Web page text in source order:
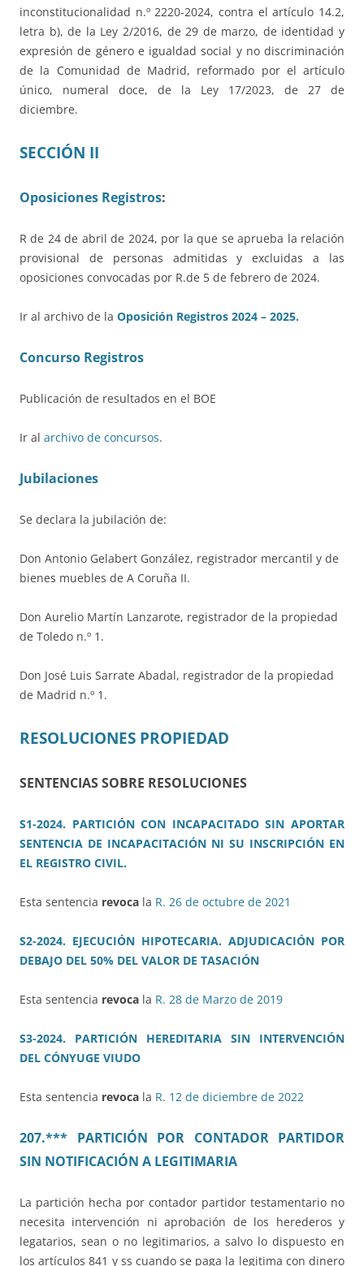
inconstitucionalidad n.º 2220-2024, contra el artículo 14.2,
letra b), de la Ley 2/2016, de 29 de marzo, de identidad y
expresión de género e igualdad social y no discriminación
de la Comunidad de Madrid, reformado por el artículo
único, numeral doce, de la Ley 17/2023, de 27 de
diciembre.
SECCIÓN II
Oposiciones Registros:
R de 24 de abril de 2024, por la que se aprueba la relación
provisional de personas admitidas y excluidas a las
oposiciones convocadas por R.de 5 de febrero de 2024.
Ir al archivo de la Oposición Registros 2024 – 2025.
Concurso Registros
Publicación de resultados en el BOE
Ir al archivo de concursos.
Jubilaciones
Se declara la jubilación de:
Don Antonio Gelabert González, registrador mercantil y de
bienes muebles de A Coruña II.
Don Aurelio Martín Lanzarote, registrador de la propiedad
de Toledo n.º 1.
Don José Luis Sarrate Abadal, registrador de la propiedad
de Madrid n.º 1.
RESOLUCIONES PROPIEDAD
SENTENCIAS SOBRE RESOLUCIONES
S1-2024. PARTICIÓN CON INCAPACITADO SIN APORTAR
SENTENCIA DE INCAPACITACIÓN NI SU INSCRIPCIÓN EN
EL REGISTRO CIVIL.
Esta sentencia revoca la R. 26 de octubre de 2021
S2-2024. EJECUCIÓN HIPOTECARIA. ADJUDICACIÓN POR
DEBAJO DEL 50% DEL VALOR DE TASACIÓN
Esta sentencia revoca la R. 28 de Marzo de 2019
S3-2024. PARTICIÓN HEREDITARIA SIN INTERVENCIÓN
DEL CÓNYUGE VIUDO
Esta sentencia revoca la R. 12 de diciembre de 2022
207.*** PARTICIÓN POR CONTADOR PARTIDOR
SIN NOTIFICACIÓN A LEGITIMARIA
La partición hecha por contador partidor testamentario no
necesita intervención ni aprobación de los herederos y
legatarios, sean o no legitimarios, a salvo lo dispuesto en
los artículos 841 y ss cuando se paga la legitima con dinero